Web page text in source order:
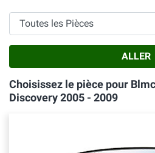
Toutes les Pièces
ALLER
Choisissez le pièce pour
Discovery 2005 - 2009